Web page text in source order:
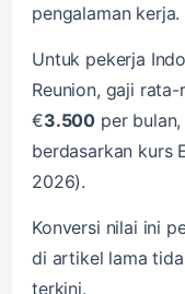
pengalaman kerja.
Untuk pekerja
Reunion, gaji
€3.500 per
berdasarkan kurs
2026).
Konversi nilai ini
di artikel lama
terkini.